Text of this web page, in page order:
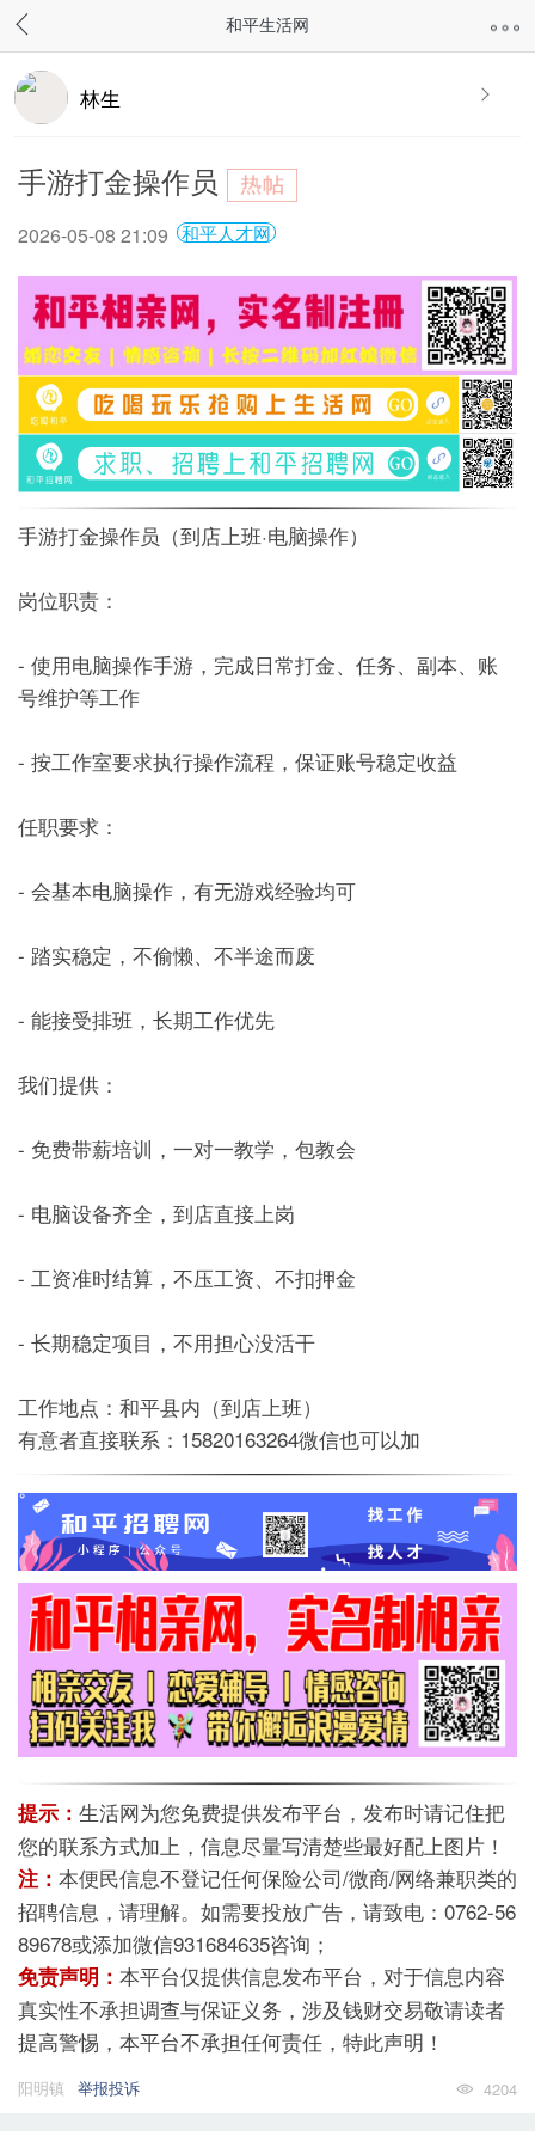
和平生活网
林生
手游打金操作员
2026-05-08 21:09 和平人才网
手游打金操作员（到店上班·电脑操作）
岗位职责：
- 使用电脑操作手游，完成日常打金、任务、副本、账
号维护等工作
- 按工作室要求执行操作流程，保证账号稳定收益
任职要求：
- 会基本电脑操作，有无游戏经验均可
- 踏实稳定，不偷懒、不半途而废
- 能接受排班，长期工作优先
我们提供：
- 免费带薪培训，一对一教学，包教会
- 电脑设备齐全，到店直接上岗
- 工资准时结算，不压工资、不扣押金
- 长期稳定项目，不用担心没活干
工作地点：和平县内（到店上班）
有意者直接联系：15820163264微信也可以加
提示： 生活网为您免费提供发布平台，发布时请记住把
您的联系方式加上，信息尽量写清楚些最好配上图片！
注： 本便民信息不登记任何保险公司/微商/网络兼职类的
招聘信息，请理解。如需要投放广告，请致电：0762-56
89678或添加微信931684635咨询；
免责声明： 本平台仅提供信息发布平台，对于信息内容
真实性不承担调查与保证义务，涉及钱财交易敬请读者
提高警惕，本平台不承担任何责任，特此声明！
阳明镇 举报投诉 4204